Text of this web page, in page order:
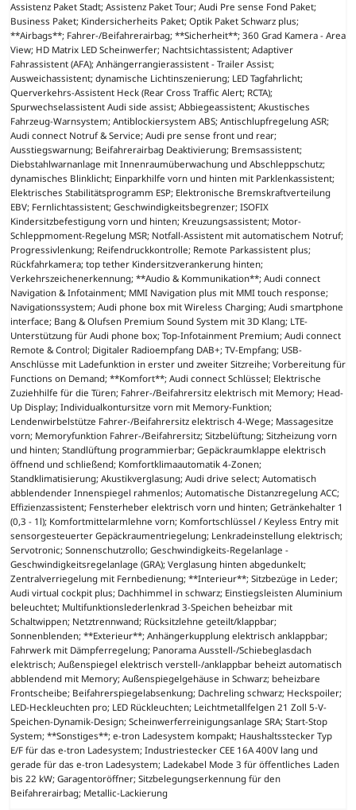
Assistenz Paket Stadt; Assistenz Paket Tour; Audi Pre sense Fond Paket;
Business Paket; Kindersicherheits Paket; Optik Paket Schwarz plus;
**Airbags**; Fahrer-/Beifahrerairbag; **Sicherheit**; 360 Grad Kamera - Area
View; HD Matrix LED Scheinwerfer; Nachtsichtassistent; Adaptiver
Fahrassistent (AFA); Anhängerrangierassistent - Trailer Assist;
Ausweichassistent; dynamische Lichtinszenierung; LED Tagfahrlicht;
Querverkehrs-Assistent Heck (Rear Cross Traffic Alert; RCTA);
Spurwechselassistent Audi side assist; Abbiegeassistent; Akustisches
Fahrzeug-Warnsystem; Antiblockiersystem ABS; Antischlupfregelung ASR;
Audi connect Notruf & Service; Audi pre sense front und rear;
Ausstiegswarnung; Beifahrerairbag Deaktivierung; Bremsassistent;
Diebstahlwarnanlage mit Innenraumüberwachung und Abschleppschutz;
dynamisches Blinklicht; Einparkhilfe vorn und hinten mit Parklenkassistent;
Elektrisches Stabilitätsprogramm ESP; Elektronische Bremskraftverteilung
EBV; Fernlichtassistent; Geschwindigkeitsbegrenzer; ISOFIX
Kindersitzbefestigung vorn und hinten; Kreuzungsassistent; Motor-
Schleppmoment-Regelung MSR; Notfall-Assistent mit automatischem Notruf;
Progressivlenkung; Reifendruckkontrolle; Remote Parkassistent plus;
Rückfahrkamera; top tether Kindersitzverankerung hinten;
Verkehrszeichenerkennung; **Audio & Kommunikation**; Audi connect
Navigation & Infotainment; MMI Navigation plus mit MMI touch response;
Navigationssystem; Audi phone box mit Wireless Charging; Audi smartphone
interface; Bang & Olufsen Premium Sound System mit 3D Klang; LTE-
Unterstützung für Audi phone box; Top-Infotainment Premium; Audi connect
Remote & Control; Digitaler Radioempfang DAB+; TV-Empfang; USB-
Anschlüsse mit Ladefunktion in erster und zweiter Sitzreihe; Vorbereitung für
Functions on Demand; **Komfort**; Audi connect Schlüssel; Elektrische
Zuziehhilfe für die Türen; Fahrer-/Beifahrersitz elektrisch mit Memory; Head-
Up Display; Individualkontursitze vorn mit Memory-Funktion;
Lendenwirbelstütze Fahrer-/Beifahrersitz elektrisch 4-Wege; Massagesitze
vorn; Memoryfunktion Fahrer-/Beifahrersitz; Sitzbelüftung; Sitzheizung vorn
und hinten; Standlüftung programmierbar; Gepäckraumklappe elektrisch
öffnend und schließend; Komfortklimaautomatik 4-Zonen;
Standklimatisierung; Akustikverglasung; Audi drive select; Automatisch
abblendender Innenspiegel rahmenlos; Automatische Distanzregelung ACC;
Effizienzassistent; Fensterheber elektrisch vorn und hinten; Getränkehalter 1
(0,3 - 1l); Komfortmittelarmlehne vorn; Komfortschlüssel / Keyless Entry mit
sensorgesteuerter Gepäckraumentriegelung; Lenkradeinstellung elektrisch;
Servotronic; Sonnenschutzrollo; Geschwindigkeits-Regelanlage -
Geschwindigkeitsregelanlage (GRA); Verglasung hinten abgedunkelt;
Zentralverriegelung mit Fernbedienung; **Interieur**; Sitzbezüge in Leder;
Audi virtual cockpit plus; Dachhimmel in schwarz; Einstiegsleisten Aluminium
beleuchtet; Multifunktionslederlenkrad 3-Speichen beheizbar mit
Schaltwippen; Netztrennwand; Rücksitzlehne geteilt/klappbar;
Sonnenblenden; **Exterieur**; Anhängerkupplung elektrisch anklappbar;
Fahrwerk mit Dämpferregelung; Panorama Ausstell-/Schiebeglasdach
elektrisch; Außenspiegel elektrisch verstell-/anklappbar beheizt automatisch
abblendend mit Memory; Außenspiegelgehäuse in Schwarz; beheizbare
Frontscheibe; Beifahrerspiegelabsenkung; Dachreling schwarz; Heckspoiler;
LED-Heckleuchten pro; LED Rückleuchten; Leichtmetallfelgen 21 Zoll 5-V-
Speichen-Dynamik-Design; Scheinwerferreinigungsanlage SRA; Start-Stop
System; **Sonstiges**; e-tron Ladesystem kompakt; Haushaltsstecker Typ
E/F für das e-tron Ladesystem; Industriestecker CEE 16A 400V lang und
gerade für das e-tron Ladesystem; Ladekabel Mode 3 für öffentliches Laden
bis 22 kW; Garagentoröffner; Sitzbelegungserkennung für den
Beifahrerairbag; Metallic-Lackierung